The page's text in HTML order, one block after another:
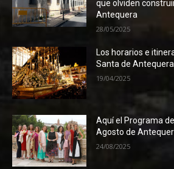
que olviden
Antequera
28/05/2025
Los horarios e
Santa de
19/04/2025
Aquí el Programa
Agosto de
24/08/2025